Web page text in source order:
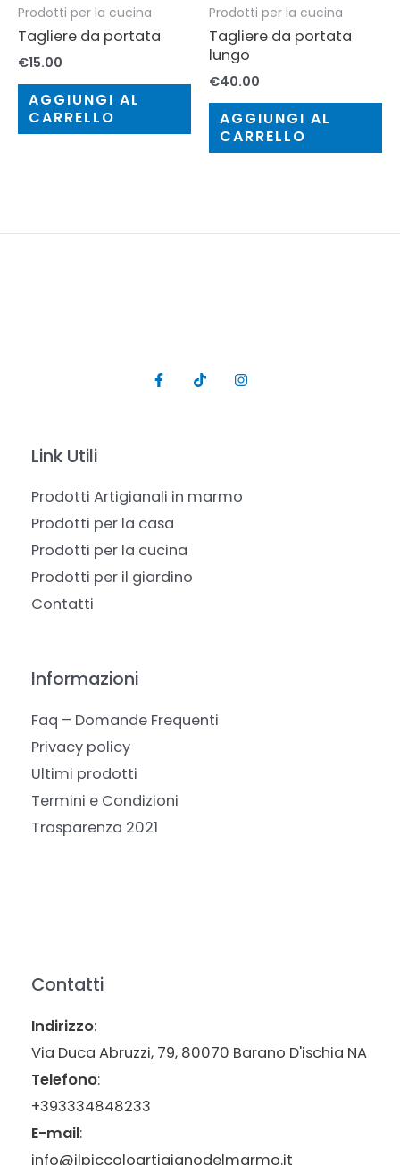
Prodotti per la cucina
Tagliere da portata
€15.00
AGGIUNGI AL
CARRELLO
Prodotti per la cucina
Tagliere da portata
lungo
€40.00
AGGIUNGI AL
CARRELLO
Link Utili
Prodotti Artigianali in marmo
Prodotti per la casa
Prodotti per la cucina
Prodotti per il giardino
Contatti
Informazioni
Faq – Domande Frequenti
Privacy policy
Ultimi prodotti
Termini e Condizioni
Trasparenza 2021
Contatti
Indirizzo:
Via Duca Abruzzi, 79, 80070 Barano D'ischia NA
Telefono:
+393334848233
E-mail:
info@ilpiccoloartigianodelmarmo.it